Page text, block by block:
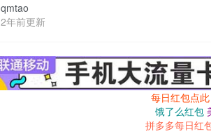
qmtao
2年前更新
每日红包点此
饿了么红包
拼多多每日红